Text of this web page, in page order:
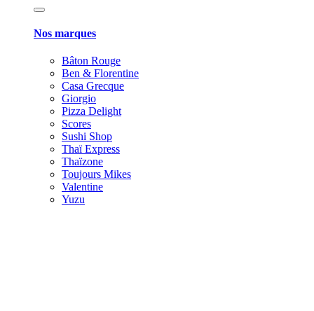
Nos marques
Bâton Rouge
Ben & Florentine
Casa Grecque
Giorgio
Pizza Delight
Scores
Sushi Shop
Thaï Express
Thaïzone
Toujours Mikes
Valentine
Yuzu